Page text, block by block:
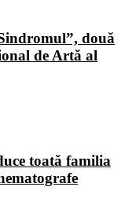
două
de Artă al
toată familia